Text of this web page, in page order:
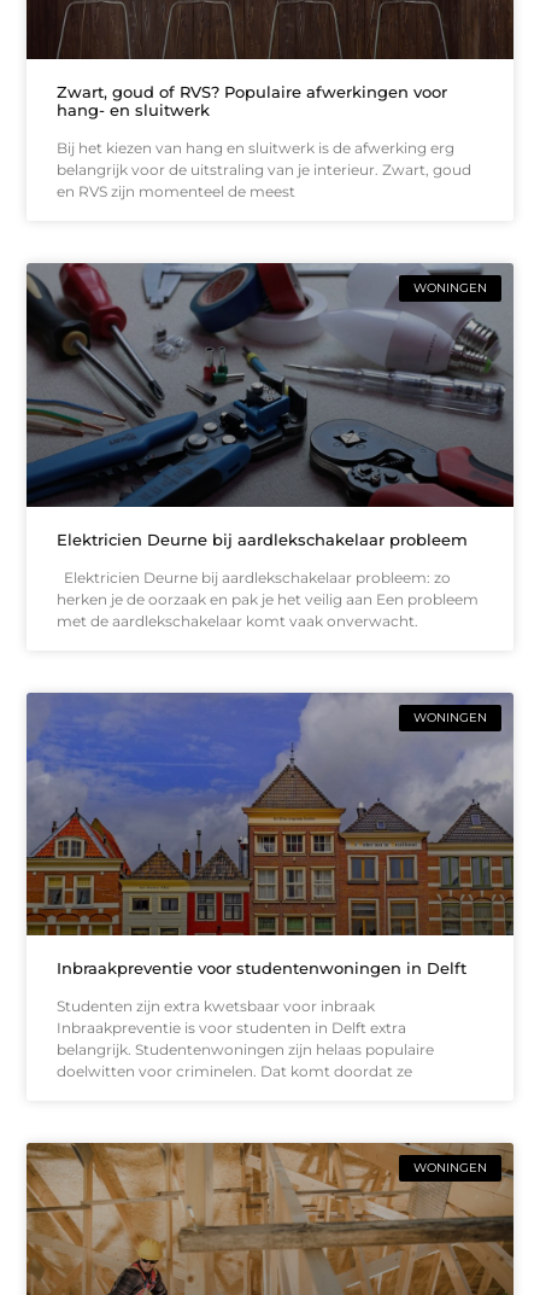
Zwart, goud of RVS? Populaire afwerkingen voor
hang- en sluitwerk
Bij het kiezen van hang en sluitwerk is de afwerking erg
belangrijk voor de uitstraling van je interieur. Zwart, goud
en RVS zijn momenteel de meest
WONINGEN
Elektricien Deurne bij aardlekschakelaar probleem
Elektricien Deurne bij aardlekschakelaar probleem: zo
herken je de oorzaak en pak je het veilig aan Een probleem
met de aardlekschakelaar komt vaak onverwacht.
WONINGEN
Inbraakpreventie voor studentenwoningen in Delft
Studenten zijn extra kwetsbaar voor inbraak
Inbraakpreventie is voor studenten in Delft extra
belangrijk. Studentenwoningen zijn helaas populaire
doelwitten voor criminelen. Dat komt doordat ze
WONINGEN